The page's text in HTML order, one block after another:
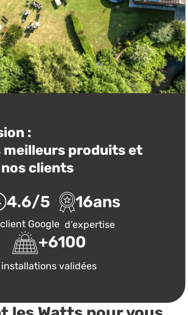
:
produits et
clients
4.6/5
Google
16ans
d’expertise
+6100
installations validées